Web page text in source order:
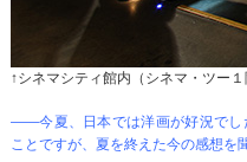
↑シネマシティ館内（シネマ・ツー１
――今夏、日本では洋画が好況でし
ことですが、夏を終えた今の感想を